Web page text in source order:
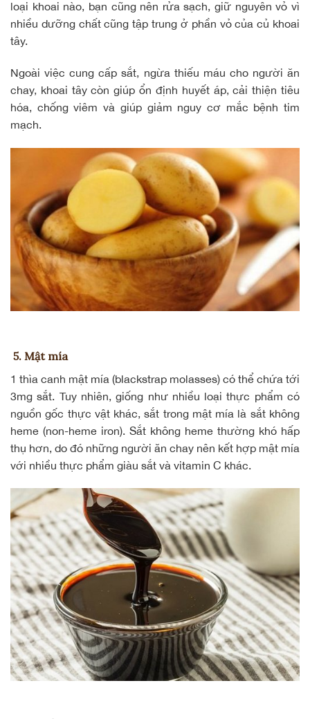
loại khoai nào, bạn cũng nên rửa sạch, giữ nguyên vỏ vì
nhiều dưỡng chất cũng tập trung ở phần vỏ của củ khoai
tây.
Ngoài việc cung cấp sắt, ngừa thiếu máu cho người ăn
chay, khoai tây còn giúp ổn định huyết áp,cải thiện tiêu
hóa, chống viêm và giúp giảm nguy cơ mắc bệnh tim
mạch.
5. Mật mía
1 thìa canh mật mía (blackstrap molasses) có thể chứa tới
3mg sắt. Tuy nhiên, giống như nhiều loại thực phẩm có
nguồn gốc thực vật khác, sắt trong mật mía là sắt không
heme (non-heme iron). Sắt không heme thường khó hấp
thụ hơn, do đó những người ăn chay nên kết hợp mật mía
với nhiều thực phẩm giàu sắt và vitamin C khác.